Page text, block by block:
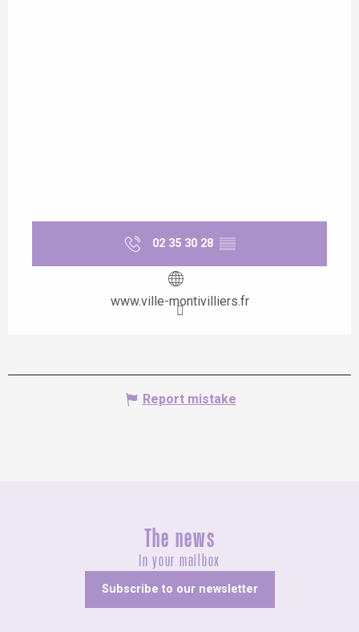
02 35 30 28 ▒▒
www.ville-montivilliers.fr
Report mistake
The news
In your mailbox
Subscribe to our newsletter